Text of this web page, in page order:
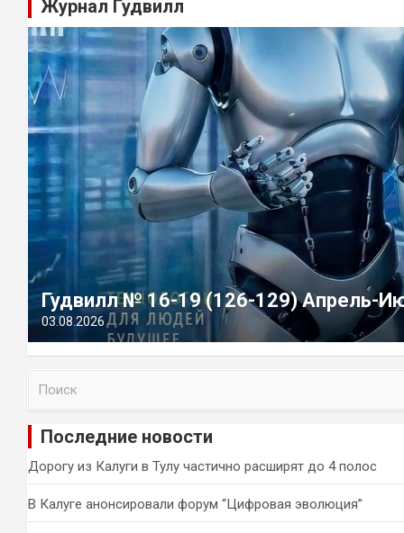
Журнал Гудвилл
Гудвилл № 16-19 (126-129) Апрель-
03.08.2026
и
Последние новости
Дорогу из Калуги в Тулу частично расширят до 4 полос
В Калуге анонсировали форум “Цифровая эволюция”